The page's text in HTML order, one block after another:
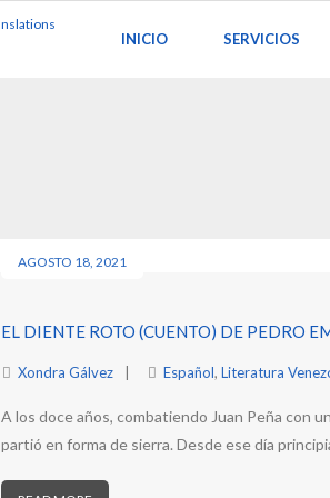
INICIO SERVICIOS
EL DIENTE ROTO (CUENTO) DE PEDRO
AGOSTO 18, 2021
Xondra Gálvez Español, Literatura
A los doce años, combatiendo Juan Peña con
partió en forma de sierra. Desde ese día